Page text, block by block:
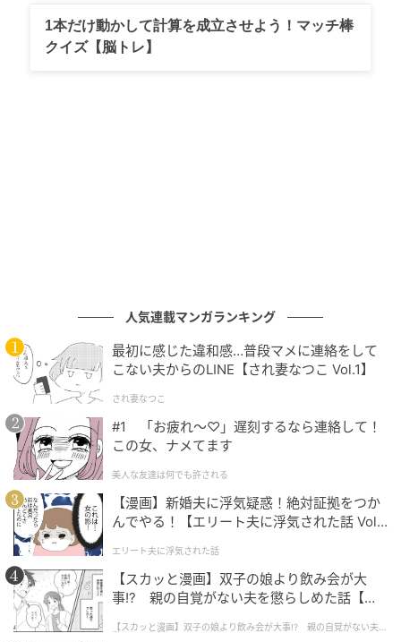
1本だけ動かして計算を成立させよう！マッチ棒
クイズ【脳トレ】
人気連載マンガランキング
最初に感じた違和感…普段マメに連絡をして
こない夫からのLINE【され妻なつこ Vol.1】
され妻なつこ
#1 「お疲れ〜♡」遅刻するなら連絡して！
この女、ナメてます
美人な友達は何でも許される
【漫画】新婚夫に浮気疑惑！絶対証拠をつか
んでやる！【エリート夫に浮気された話 Vol.
エリート夫に浮気された話
【スカッと漫画】双子の娘より飲み会が大
事!? 親の自覚がない夫を懲らしめた話【第1
【スカッと漫画】双子の娘より飲み会が大事!? 親の自覚がない夫を
懲らしめた話